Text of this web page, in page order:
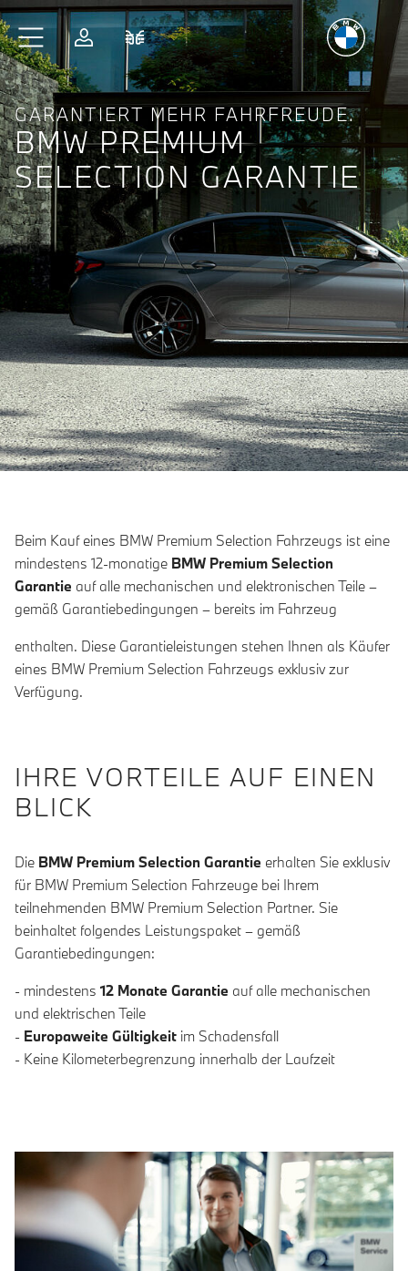
Zum Hauptinhalt springen
AnmeldenFahrzeugvergleich
Freudeam Fahren
GARANTIERT MEHR FAHRFREUDE.
BMW PREMIUM
SELECTION GARANTIE
Beim Kauf eines BMW Premium Selection Fahrzeugs ist eine
mindestens 12-monatige BMW Premium Selection
Garantie auf alle mechanischen und elektronischen Teile –
gemäß Garantiebedingungen – bereits im Fahrzeug
enthalten. Diese Garantieleistungen stehen Ihnen als Käufer
eines BMW Premium Selection Fahrzeugs exklusiv zur
Verfügung.
IHRE VORTEILE AUF EINEN
BLICK
Die BMW Premium Selection Garantie erhalten Sie exklusiv
für BMW Premium Selection Fahrzeuge bei Ihrem
teilnehmenden BMW Premium Selection Partner. Sie
beinhaltet folgendes Leistungspaket – gemäß
Garantiebedingungen:
- mindestens 12 Monate Garantie auf alle mechanischen
und elektrischen Teile
- Europaweite Gültigkeit im Schadensfall
- Keine Kilometerbegrenzung innerhalb der Laufzeit